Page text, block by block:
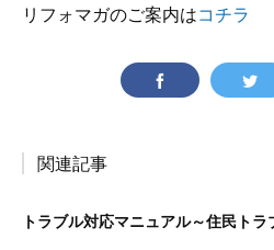
リフォマガのご案内はコチラ
関連記事